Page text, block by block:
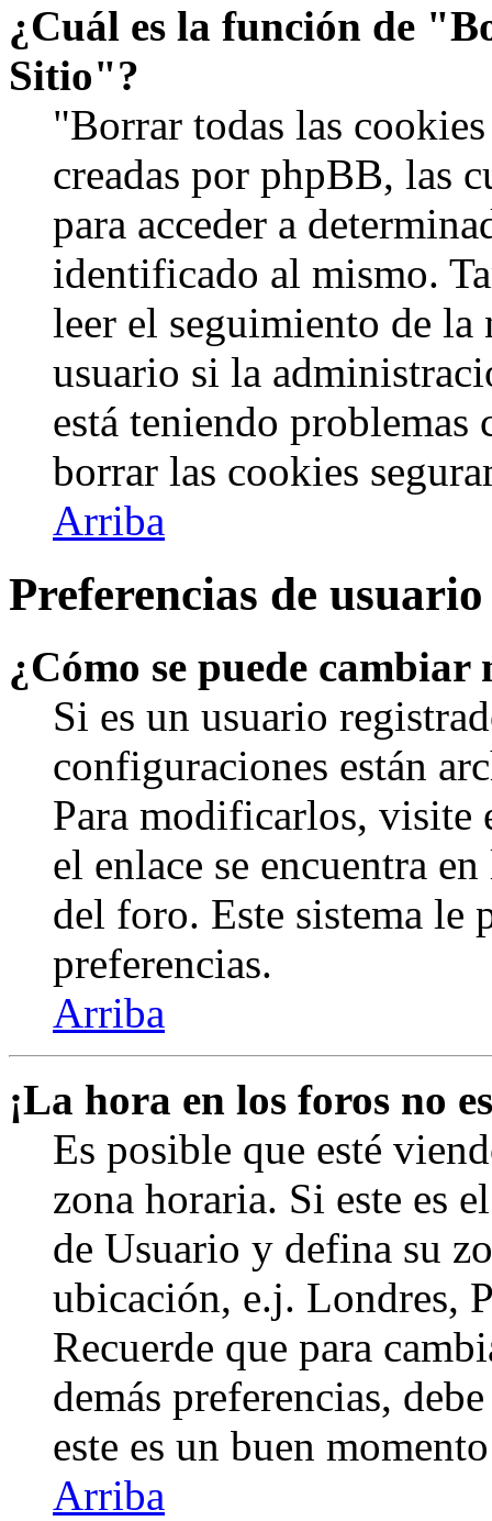
¿Cuál es la función de
Sitio"?
"Borrar todas las
creadas por phpBB, las
para acceder a
identificado al mismo.
leer el seguimiento de
usuario si la
está teniendo
borrar las cookies
Arriba
Preferencias de
¿Cómo se puede
Si es un usuario
configuraciones están
Para modificarlos, visite
el enlace se encuentra
del foro. Este sistema le
preferencias.
Arriba
¡La hora en los foros no
Es posible que esté
zona horaria. Si este es
de Usuario y defina su
ubicación, e.j. Londres,
Recuerde que para
demás preferencias,
este es un buen
Arriba